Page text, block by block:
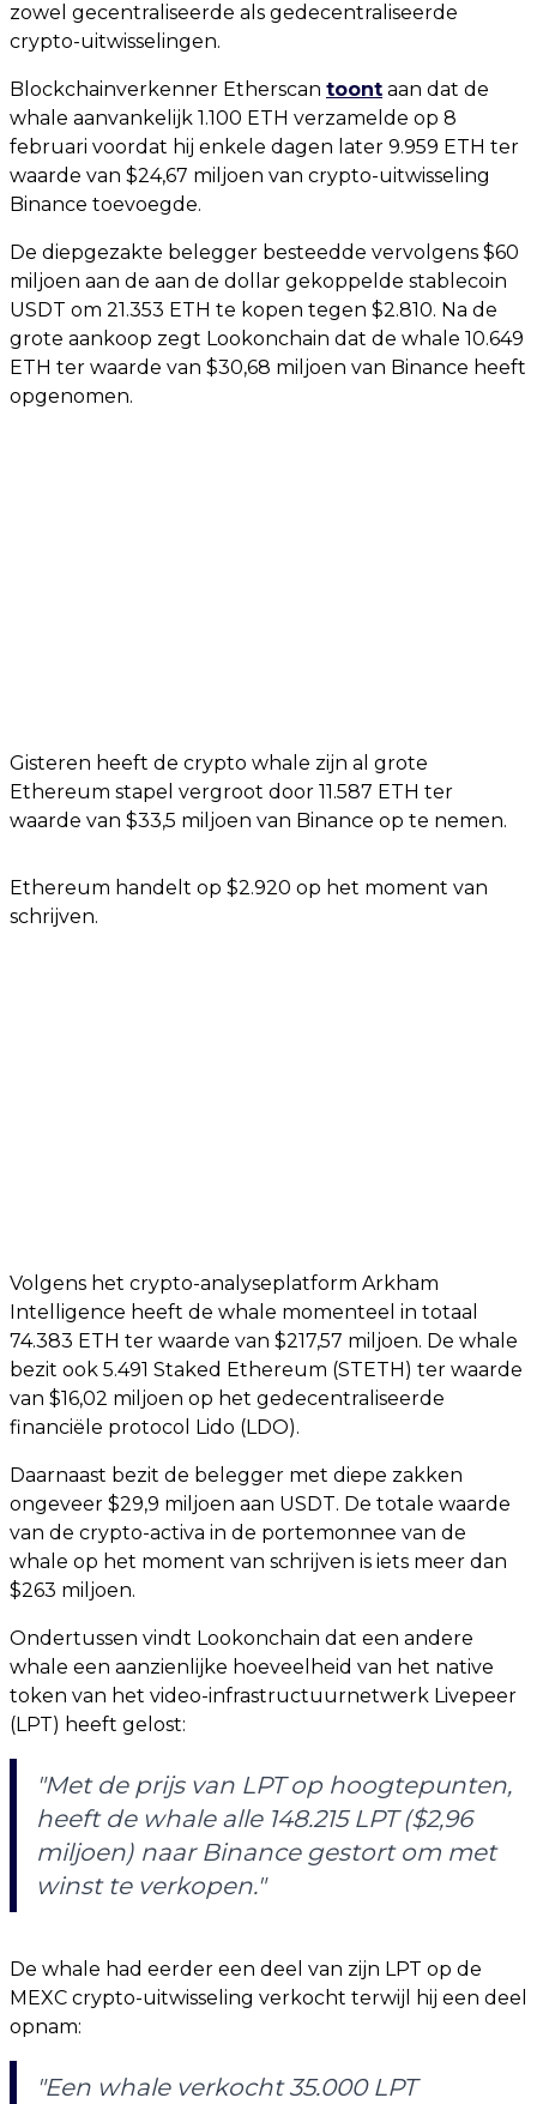
zowel gecentraliseerde als gedecentraliseerde
crypto-uitwisselingen.
Blockchainverkenner Etherscan toont aan dat de
whale aanvankelijk 1.100 ETH verzamelde op 8
februari voordat hij enkele dagen later 9.959 ETH ter
waarde van $24,67 miljoen van crypto-uitwisseling
Binance toevoegde.
De diepgezakte belegger besteedde vervolgens $60
miljoen aan de aan de dollar gekoppelde stablecoin
USDT om 21.353 ETH te kopen tegen $2.810. Na de
grote aankoop zegt Lookonchain dat de whale 10.649
ETH ter waarde van $30,68 miljoen van Binance heeft
opgenomen.
Gisteren heeft de crypto whale zijn al grote
Ethereum stapel vergroot door 11.587 ETH ter
waarde van $33,5 miljoen van Binance op te nemen.
Ethereum handelt op $2.920 op het moment van
schrijven.
Volgens het crypto-analyseplatform Arkham
Intelligence heeft de whale momenteel in totaal
74.383 ETH ter waarde van $217,57 miljoen. De whale
bezit ook 5.491 Staked Ethereum (STETH) ter waarde
van $16,02 miljoen op het gedecentraliseerde
financiële protocol Lido (LDO).
Daarnaast bezit de belegger met diepe zakken
ongeveer $29,9 miljoen aan USDT. De totale waarde
van de crypto-activa in de portemonnee van de
whale op het moment van schrijven is iets meer dan
$263 miljoen.
Ondertussen vindt Lookonchain dat een andere
whale een aanzienlijke hoeveelheid van het native
token van het video-infrastructuurnetwerk Livepeer
(LPT) heeft gelost:
"Met de prijs van LPT op hoogtepunten,
heeft de whale alle 148.215 LPT ($2,96
miljoen) naar Binance gestort om met
winst te verkopen."
De whale had eerder een deel van zijn LPT op de
MEXC crypto-uitwisseling verkocht terwijl hij een deel
opnam:
"Een whale verkocht 35.000 LPT